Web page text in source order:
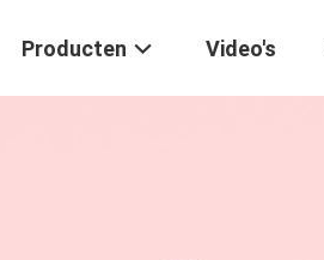
Producten Video's